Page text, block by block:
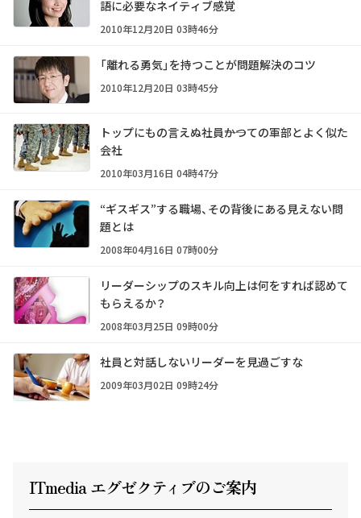
語に必要なネイティブ感覚
2010年12月20日 03時46分
「離れる勇気」を持つことが問題解決のコツ
2010年12月20日 03時45分
トップにもの言えぬ社員――かつての軍部とよく似た
会社
2010年03月16日 04時47分
“ギスギス”する職場、その背後にある見えない問
題とは
2008年04月16日 07時00分
リーダーシップのスキル向上は何をすれば認めて
もらえるか？
2008年03月25日 09時00分
社員と対話しないリーダーを見過ごすな
2009年03月02日 09時24分
ITmedia エグゼクティ ブのご案内